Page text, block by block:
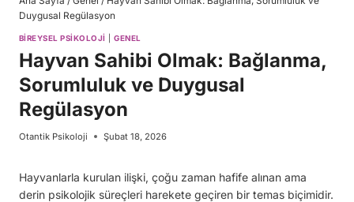
Duygusal Regülasyon
BIREYSEL PSIKOLOJI |GENEL
Hayvan Sahibi Olmak: Bağlanma,
Sorumluluk ve Duygusal
Regülasyon
Otantik Psikoloji Şubat 18, 2026
Hayvanlarla kurulan ilişki, çoğu zaman hafife alınan ama
derin psikolojik süreçleri harekete geçiren bir temas biçimidir.